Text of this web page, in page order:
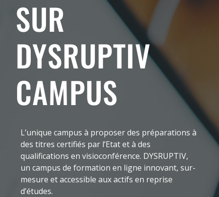
SUR
DYSRUPTIV
CAMPUS
L’unique campus à proposer des préparations à
des titres certifiés par l’Etat et à des
qualifications en visioconférence. DYSRUPTIV,
un campus de formation en ligne innovant, sur-
mesure et accessible aux actifs en reprise
d’études.